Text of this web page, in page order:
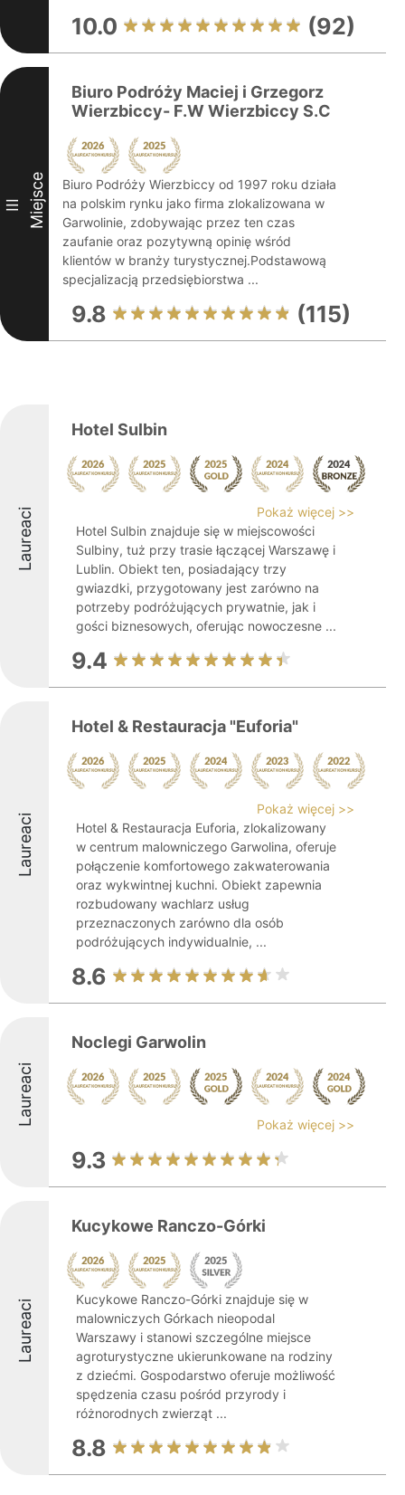
10.0 (92)
III Miejsce
Biuro Podróży Maciej i Grzegorz
Wierzbiccy- F.W Wierzbiccy S.C
Biuro Podróży Wierzbiccy od 1997 roku działa
na polskim rynku jako firma zlokalizowana w
Garwolinie, zdobywając przez ten czas
zaufanie oraz pozytywną opinię wśród
klientów w branży turystycznej.Podstawową
specjalizacją przedsiębiorstwa ...
9.8 (115)
Laureaci
Hotel Sulbin
Pokaż więcej >>
Hotel Sulbin znajduje się w miejscowości
Sulbiny, tuż przy trasie łączącej Warszawę i
Lublin. Obiekt ten, posiadający trzy
gwiazdki, przygotowany jest zarówno na
potrzeby podróżujących prywatnie, jak i
gości biznesowych, oferując nowoczesne ...
9.4
Laureaci
Hotel & Restauracja "Euforia"
Pokaż więcej >>
Hotel & Restauracja Euforia, zlokalizowany
w centrum malowniczego Garwolina, oferuje
połączenie komfortowego zakwaterowania
oraz wykwintnej kuchni. Obiekt zapewnia
rozbudowany wachlarz usług
przeznaczonych zarówno dla osób
podróżujących indywidualnie, ...
8.6
Laureaci
Noclegi Garwolin
Pokaż więcej >>
9.3
Laureaci
Kucykowe Ranczo-Górki
Kucykowe Ranczo-Górki znajduje się w
malowniczych Górkach nieopodal
Warszawy i stanowi szczególne miejsce
agroturystyczne ukierunkowane na rodziny
z dziećmi. Gospodarstwo oferuje możliwość
spędzenia czasu pośród przyrody i
różnorodnych zwierząt ...
8.8